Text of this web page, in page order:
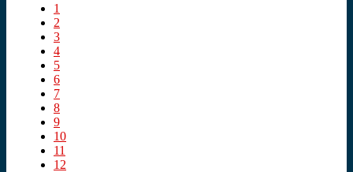
1
2
3
4
5
6
7
8
9
10
11
12